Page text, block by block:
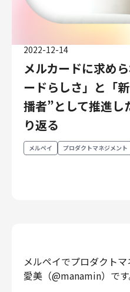
Ads
メルカリ
メルコイン
メルカリShops
メルカリR4Dラボ
AI/LLM
職種
エンジニアリング
カスタマーサービス
営業
2022-12-14
メルカードに求め
ードらしさ」と「
播者”として推進し
り返る
メルペイ プロダクトマネジメント
メルペイでプロダクト
愛美（@manamin）です